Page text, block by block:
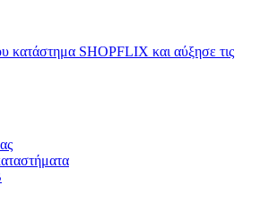
κατάστημα SHOPFLIX και αύξησε τις